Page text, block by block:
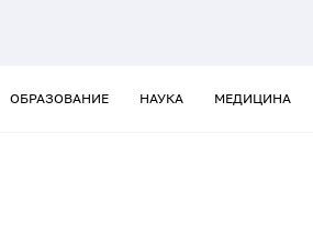
ОБРАЗОВАНИЕ НАУКА МЕДИЦИНА